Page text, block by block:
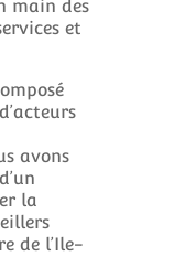
main des
et
avons
la
de l’Ile-